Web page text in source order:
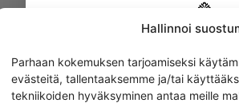
Hallinnoi
Parhaan kokemuksen tarjoamiseksi
evästeitä, tallentaaksemme ja/tai
tekniikoiden hyväksyminen antaa meille
Get -
off?